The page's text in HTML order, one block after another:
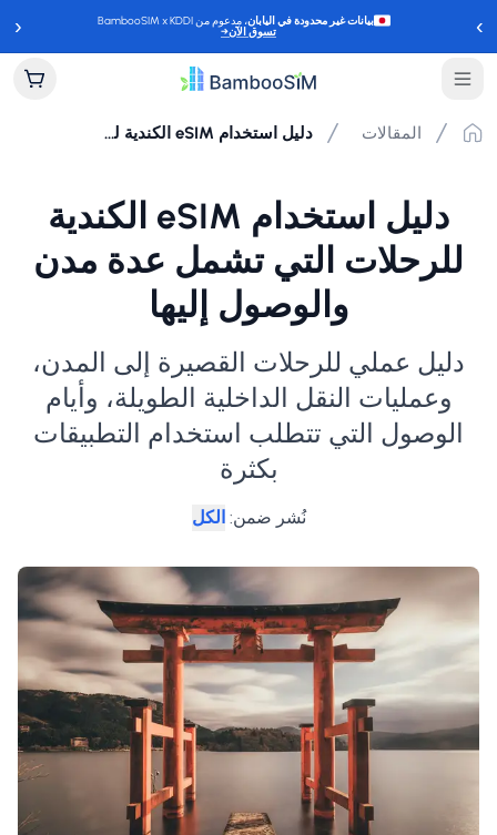
‹ بيانات غير محدودة في اليابان، مدعوم من BambooSIM x KDDI
تسوق الآن→ ›
المقالات دليل استخدام eSIM الكندية للرحلات التي تشمل عدة مدن والوصول إليها
دليل استخدام eSIM الكندية
للرحلات التي تشمل عدة مدن
والوصول إليها
دليل عملي للرحلات القصيرة إلى المدن،
وعمليات النقل الداخلية الطويلة، وأيام
الوصول التي تتطلب استخدام التطبيقات
بكثرة
نُشر ضمن: الكل